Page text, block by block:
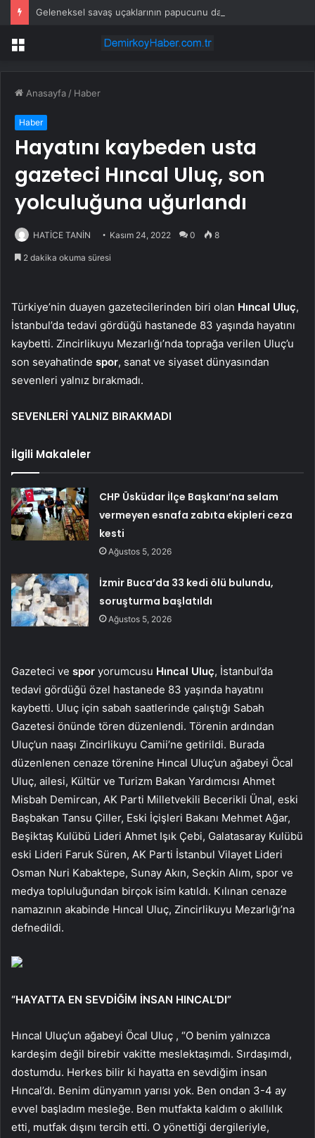
Menü
Anasayfa / Haber
Haber
Hayatını kaybeden usta
gazeteci Hıncal Uluç, son
yolculuğuna uğurlandı
HATİCE TANİN Kasım 24, 2022 0 8
2 dakika okuma süresi
Türkiye’nin duayen gazetecilerinden biri olan Hıncal Uluç,
İstanbul’da tedavi gördüğü hastanede 83 yaşında hayatını
kaybetti. Zincirlikuyu Mezarlığı’nda toprağa verilen Uluç’u
son seyahatinde spor, sanat ve siyaset dünyasından
sevenleri yalnız bırakmadı.
SEVENLERİ YALNIZ BIRAKMADI
İlgili Makaleler
CHP Üsküdar İlçe Başkanı’na selam
vermeyen esnafa zabıta ekipleri ceza
kesti
Ağustos 5, 2026
İzmir Buca’da 33 kedi ölü bulundu,
soruşturma başlatıldı
Ağustos 5, 2026
Gazeteci ve spor yorumcusu Hıncal Uluç, İstanbul’da
tedavi gördüğü özel hastanede 83 yaşında hayatını
kaybetti. Uluç için sabah saatlerinde çalıştığı Sabah
Gazetesi önünde tören düzenlendi. Törenin ardından
Uluç’un naaşı Zincirlikuyu Camii’ne getirildi. Burada
düzenlenen cenaze törenine Hıncal Uluç’un ağabeyi Öcal
Uluç, ailesi, Kültür ve Turizm Bakan Yardımcısı Ahmet
Misbah Demircan, AK Parti Milletvekili Becerikli Ünal, eski
Başbakan Tansu Çiller, Eski İçişleri Bakanı Mehmet Ağar,
Beşiktaş Kulübü Lideri Ahmet Işık Çebi, Galatasaray Kulübü
eski Lideri Faruk Süren, AK Parti İstanbul Vilayet Lideri
Osman Nuri Kabaktepe, Sunay Akın, Seçkin Alım, spor ve
medya topluluğundan birçok isim katıldı. Kılınan cenaze
namazının akabinde Hıncal Uluç, Zincirlikuyu Mezarlığı’na
defnedildi.
“HAYATTA EN SEVDİĞİM İNSAN HINCAL’DI”
Hıncal Uluç’un ağabeyi Öcal Uluç , “O benim yalnızca
kardeşim değil birebir vakitte meslektaşımdı. Sırdaşımdı,
dostumdu. Herkes bilir ki hayatta en sevdiğim insan
Hıncal’dı. Benim dünyamın yarısı yok. Ben ondan 3-4 ay
evvel başladım mesleğe. Ben mutfakta kaldım o akıllılık
etti, mutfak dışını tercih etti. O yönettiği dergileriyle,